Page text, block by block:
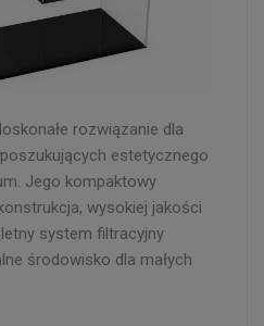
rozwiązanie dla
estetycznego
Jego kompaktowy
wysokiej jakości
system filtracyjny
środowisko dla małych